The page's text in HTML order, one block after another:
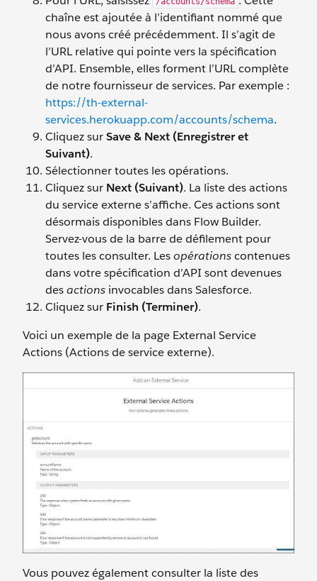
chaîne est ajoutée à l’identifiant nommé que
nous avons créé précédemment. Il s’agit de
l’URL relative qui pointe vers la spécification
d’API. Ensemble, elles forment l’URL complète
de notre fournisseur de services. Par exemple :
https://th-external-
services.herokuapp.com/accounts/schema.
Cliquez surSave & Next (Enregistrer et
Suivant).
Sélectionner toutes les opérations.
Cliquez sur Next (Suivant). La liste des actions
du service externe s’affiche. Ces actions sont
désormais disponibles dans Flow Builder.
Servez-vous de la barre de défilement pour
toutes les consulter. Lesopérationscontenues
dans votre spécification d’API sont devenues
desactions invocables dans Salesforce.
Cliquez sur Finish (Terminer).
Voici un exemple de la page External Service
Actions (Actions de service externe).
Vous pouvez également consulter la liste des